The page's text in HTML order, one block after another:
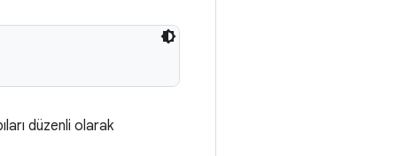
düzenli olarak